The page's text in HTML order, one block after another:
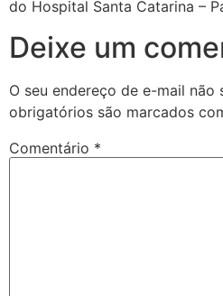
do Hospital Santa Catarina –
Deixe um
O seu endereço de e-mail não
obrigatórios são marcados
Comentário *